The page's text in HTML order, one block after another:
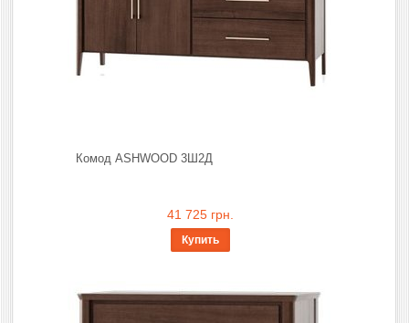
Комод ASHWOOD 3Ш2Д
41 725 грн.
Купить